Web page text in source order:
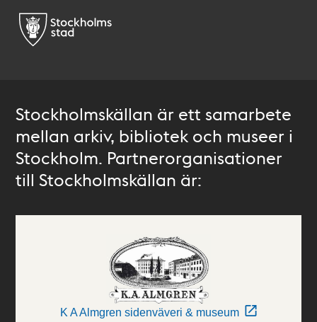
Stockholmskällan är ett samarbete
mellan arkiv, bibliotek och museer i
Stockholm. Partnerorganisationer
till Stockholmskällan är:
K A Almgren sidenväveri & museum